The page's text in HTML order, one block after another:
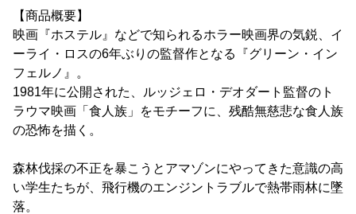
【商品概要】
映画『ホステル』などで知られるホラー映画界の気鋭、イ
ーライ・ロスの6年ぶりの監督作となる『グリーン・イン
フェルノ』。
1981年に公開された、ルッジェロ・デオダート監督のト
ラウマ映画「食人族」をモチーフに、残酷無慈悲な食人族
の恐怖を描く。
森林伐採の不正を暴こうとアマゾンにやってきた意識の高
い学生たちが、飛行機のエンジントラブルで熱帯雨林に墜
落。